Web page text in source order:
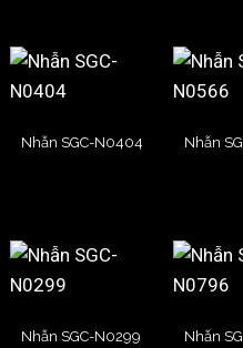
Nhẫn SGC-N0404 Nhẫn
Nhẫn SGC-N0299 Nhẫn